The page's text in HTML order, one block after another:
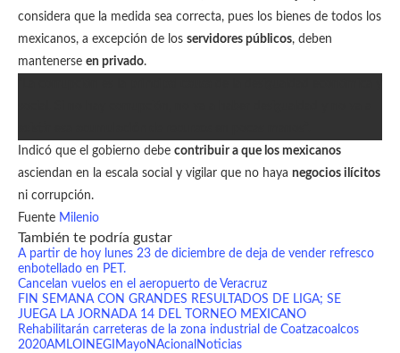
considera que la medida sea correcta, pues los bienes de todos los
mexicanos, a excepción de los servidores públicos, deben
mantenerse en privado.
Indicó que el gobierno debe contribuir a que los mexicanos
asciendan en la escala social y vigilar que no haya negocios ilícitos
ni corrupción.
Fuente Milenio
También te podría gustar
A partir de hoy lunes 23 de diciembre de deja de vender refresco
enbotellado en PET.
Cancelan vuelos en el aeropuerto de Veracruz
FIN SEMANA CON GRANDES RESULTADOS DE LIGA; SE
JUEGA LA JORNADA 14 DEL TORNEO MEXICANO
Rehabilitarán carreteras de la zona industrial de Coatzacoalcos
2020AMLO INEGI MayoNAcional Noticias